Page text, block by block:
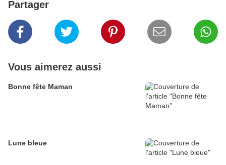
Partager
Vous aimerez aussi
Bonne fête Maman
Lune bleue